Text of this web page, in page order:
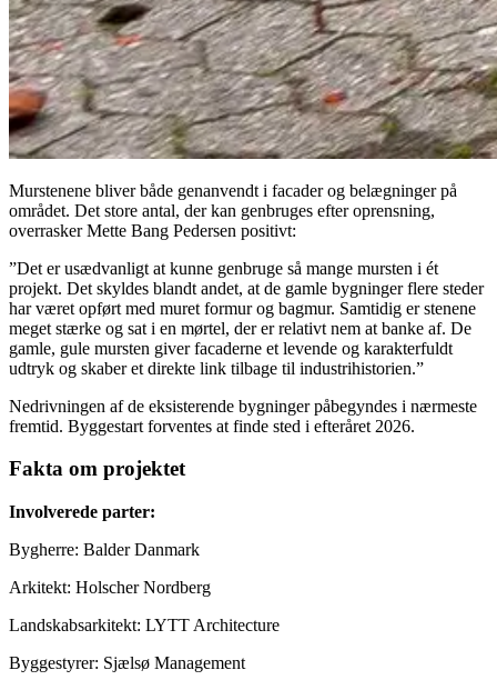
Murstenene bliver både genanvendt i facader og belægninger på
området. Det store antal, der kan genbruges efter oprensning,
overrasker Mette Bang Pedersen positivt:
”Det er usædvanligt at kunne genbruge så mange mursten i ét
projekt. Det skyldes blandt andet, at de gamle bygninger flere steder
har været opført med muret formur og bagmur. Samtidig er stenene
meget stærke og sat i en mørtel, der er relativt nem at banke af. De
gamle, gule mursten giver facaderne et levende og karakterfuldt
udtryk og skaber et direkte link tilbage til industrihistorien.”
Nedrivningen af de eksisterende bygninger påbegyndes i nærmeste
fremtid. Byggestart forventes at finde sted i efteråret 2026.
Fakta om projektet
Involverede parter:
Bygherre: Balder Danmark
Arkitekt: Holscher Nordberg
Landskabsarkitekt: LYTT Architecture
Byggestyrer: Sjælsø Management